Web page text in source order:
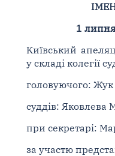
1
Київський
у складі колегії
головуючого: Жук
суддів: Яковлева
при секретарі:
за участю